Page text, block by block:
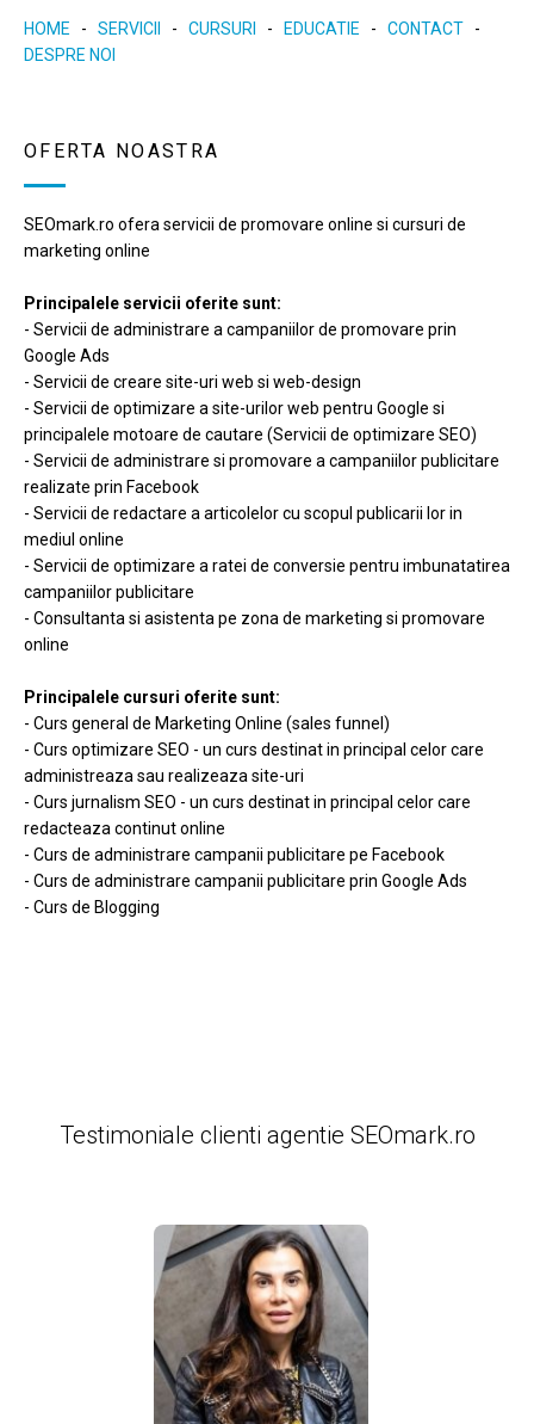
HOME - SERVICII - CURSURI - EDUCATIE - CONTACT-
DESPRE NOI
OFERTA NOASTRA
SEOmark.ro ofera servicii de promovare online si cursuri de
marketing online
Principalele servicii oferite sunt:
- Servicii de administrare a campaniilor de promovare prin
Google Ads
- Servicii de creare site-uri web si web-design
- Servicii de optimizare a site-urilor web pentru Google si
principalele motoare de cautare (Servicii de optimizare SEO)
- Servicii de administrare si promovare a campaniilor publicitare
realizate prin Facebook
- Servicii de redactare a articolelor cu scopul publicarii lor in
mediul online
- Servicii de optimizare a ratei de conversie pentru imbunatatirea
campaniilor publicitare
- Consultanta si asistenta pe zona de marketing si promovare
online
Principalele cursuri oferite sunt:
- Curs general de Marketing Online (sales funnel)
- Curs optimizare SEO - un curs destinat in principal celor care
administreaza sau realizeaza site-uri
- Curs jurnalism SEO - un curs destinat in principal celor care
redacteaza continut online
- Curs de administrare campanii publicitare pe Facebook
- Curs de administrare campanii publicitare prin Google Ads
- Curs de Blogging
Testimoniale clienti agentie SEOmark.ro